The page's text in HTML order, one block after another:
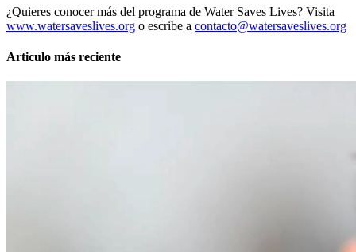
¿Quieres conocer más del programa de Water Saves Lives? Visita
www.watersaveslives.org o escribe a contacto@watersaveslives.org
Articulo más reciente